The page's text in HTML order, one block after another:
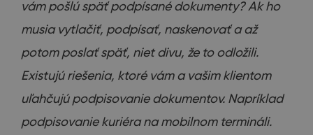
vám pošlú späť podpísané dokumenty? Ak ho
musia vytlačiť, podpísať, naskenovať a až
potom poslať späť, niet divu, že to odložili.
Existujú riešenia, ktoré vám a vašim klientom
uľahčujú podpisovanie dokumentov. Napríklad
podpisovanie kuriéra na mobilnom termináli.